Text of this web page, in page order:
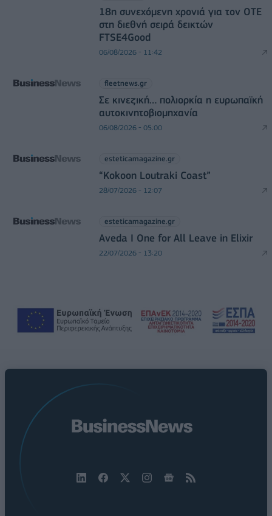
18η συνεχόμενη χρονιά για τον ΟΤΕ
στη διεθνή σειρά δεικτών
FTSE4Good
06/08/2026 - 11:42
fleetnews.gr
Σε κινεζική… πολιορκία η ευρωπαϊκή
αυτοκινητοβιομηχανία
06/08/2026 - 05:00
esteticamagazine.gr
“Kokoon Loutraki Coast”
28/07/2026 - 12:07
esteticamagazine.gr
Aveda I One for All Leave in Elixir
22/07/2026 - 13:20